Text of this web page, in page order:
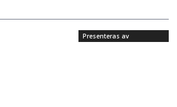
Presenteras av